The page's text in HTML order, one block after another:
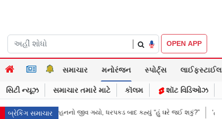
OPEN APP
સમાચાર મનોરંજન સ્પોર્ટ્સ લાઈફસ્ટાઈલ
સિટી ન્યૂઝ સમાચાર તમારે માટે કૉલમ શૉટ વિડિઓઝ
બ્રેકિંગ સમાચાર
બાદ કહ્યું “હું ઘરે જઈ શકું?” ‘હું બાબા બાગેશ્વર નથી...’: IIT દિલ્હીમાં